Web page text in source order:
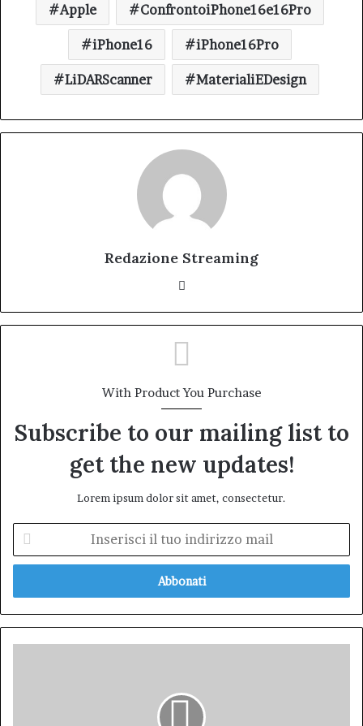
Apple ConfrontoiPhone16e16Pro
iPhone16 iPhone16Pro
LiDARScanner MaterialiEDesign
Redazione Streaming
With Product You Purchase
Subscribe to our mailing list to
get the new updates!
Lorem ipsum dolor sit amet, consectetur.
tuo
mail